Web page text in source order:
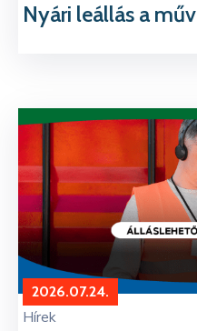
Nyári leállás a
2026.07.24.
Hírek